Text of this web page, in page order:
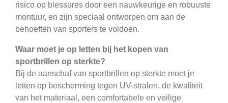
risico op blessures door een nauwkeurige en robuuste
montuur, en zijn speciaal ontworpen om aan de
behoeften van sporters te voldoen.
Waar moet je op letten bij het kopen van
sportbrillen op sterkte?
Bij de aanschaf van sportbrillen op sterkte moet je
letten op bescherming tegen UV-stralen, de kwaliteit
van het materiaal, een comfortabele en veilige